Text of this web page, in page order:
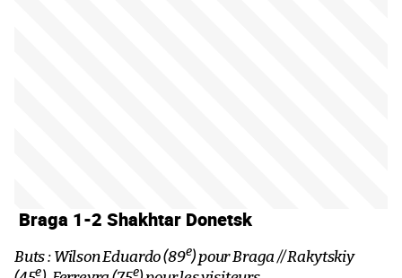
Braga 1-2 Shakhtar Donetsk
Buts : Wilson Eduardo (89e) pour Braga // Rakytskiy
e e